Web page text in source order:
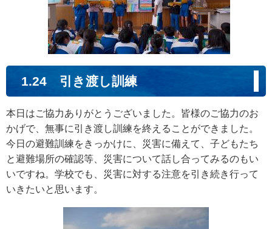
1.24 引き渡し訓練
本日はご協力ありがとうございました。皆様のご協力のお
かげで、無事に引き渡し訓練を終えることができました。
今日の避難訓練をきっかけに、災害に備えて、子どもたち
と避難場所の確認等、災害について話し合ってみるのもい
いですね。学校でも、災害に対する注意を引き続き行って
いきたいと思います。